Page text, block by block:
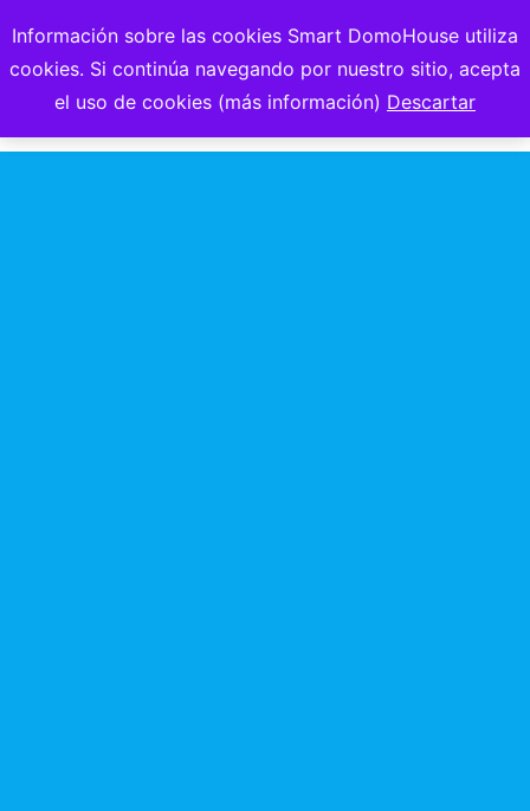
Información sobre las cookies Smart DomoHouse utiliza
cookies. Si continúa navegando por nuestro sitio, acepta
el uso de cookies (más información) Descartar